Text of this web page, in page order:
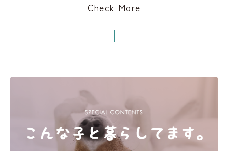
Check More